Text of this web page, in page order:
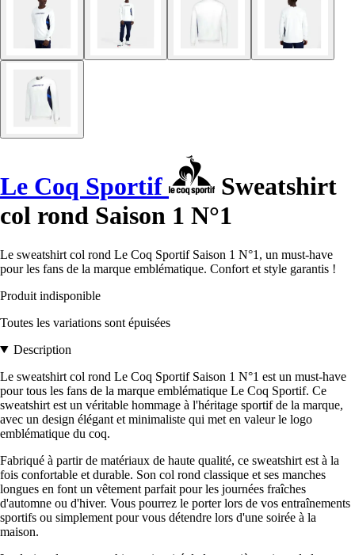
Le Coq Sportif
Sweatshirt
col rond Saison 1 N°1
Le sweatshirt col rond Le Coq Sportif Saison 1 N°1, un must-have
pour les fans de la marque emblématique. Confort et style garantis !
Produit indisponible
Toutes les variations sont épuisées
Description
Le sweatshirt col rond Le Coq Sportif Saison 1 N°1 est un must-have
pour tous les fans de la marque emblématique Le Coq Sportif. Ce
sweatshirt est un véritable hommage à l'héritage sportif de la marque,
avec un design élégant et minimaliste qui met en valeur le logo
emblématique du coq.
Fabriqué à partir de matériaux de haute qualité, ce sweatshirt est à la
fois confortable et durable. Son col rond classique et ses manches
longues en font un vêtement parfait pour les journées fraîches
d'automne ou d'hiver. Vous pourrez le porter lors de vos entraînements
sportifs ou simplement pour vous détendre lors d'une soirée à la
maison.